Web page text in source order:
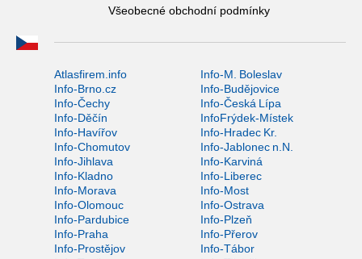
Všeobecné obchodní podmínky
Atlasfirem.info
Info-M. Boleslav
Info-Brno.cz
Info-Budějovice
Info-Čechy
Info-Česká Lípa
Info-Děčín
InfoFrýdek-Místek
Info-Havířov
Info-Hradec Kr.
Info-Chomutov
Info-Jablonec n.N.
Info-Jihlava
Info-Karviná
Info-Kladno
Info-Liberec
Info-Morava
Info-Most
Info-Olomouc
Info-Ostrava
Info-Pardubice
Info-Plzeň
Info-Praha
Info-Přerov
Info-Prostějov
Info-Tábor